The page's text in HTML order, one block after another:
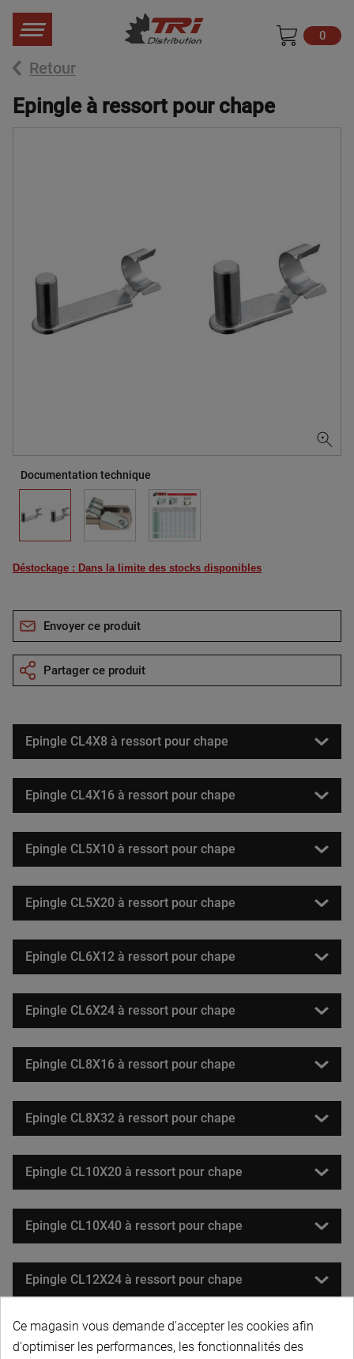
0
Retour
Epingle à ressort pour chape
Documentation technique
Déstockage : Dans la limite des stocks disponibles
Envoyer ce produit
Partager ce produit
Epingle CL4X8 à ressort pour chape
Epingle CL4X16 à ressort pour chape
Epingle CL5X10 à ressort pour chape
Epingle CL5X20 à ressort pour chape
Epingle CL6X12 à ressort pour chape
Epingle CL6X24 à ressort pour chape
Epingle CL8X16 à ressort pour chape
Epingle CL8X32 à ressort pour chape
Epingle CL10X20 à ressort pour chape
Epingle CL10X40 à ressort pour chape
Epingle CL12X24 à ressort pour chape
Epingle CL12X48 à ressort pour chape
Ce magasin vous demande d'accepter les cookies afin
d'optimiser les performances, les fonctionnalités des